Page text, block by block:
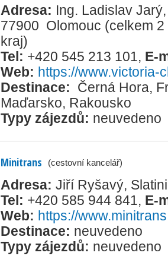
Adresa: Ing. Ladislav
77900 Olomouc (celkem
kraj)
Tel: +420 545 213 101, E-
Web: https://www.victoria-
Destinace: Černá Hora,
Maďarsko, Rakousko
Typy zájezdů: neuvedeno
Minitrans (cestovní kancelář)
Adresa: Jiří Ryšavý,
Tel: +420 585 944 841, E-
Web: https://
Destinace: neuvedeno
Typy zájezdů: neuvedeno